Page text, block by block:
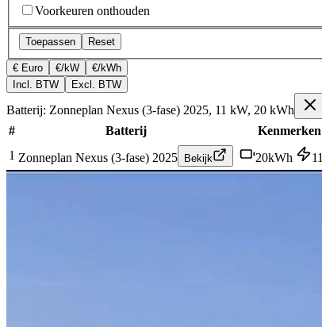
Voorkeuren onthouden
Toepassen Reset
€ Euro €/kW
€/kWh
Incl. BTW
Excl. BTW
Batterij: Zonneplan Nexus (3-fase) 2025, 11 kW, 20 kWh
#
Batterij Kenmerken
1 Zonneplan Nexus (3-fase) 2025 Bekijk 20kWh 11